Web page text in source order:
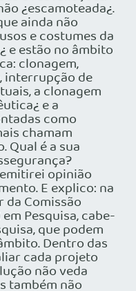
¿escamoteada¿.
ainda não
e costumes da
e estão no âmbito
clonagem,
interrupção de
a clonagem
e a
como
chamam
Qual é a sua
opinião
E explico: na
Comissão
Pesquisa, cabe-
que podem
Dentro das
cada projeto
não veda
também não